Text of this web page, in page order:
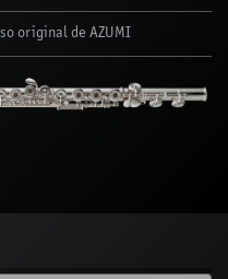
original de AZUMI